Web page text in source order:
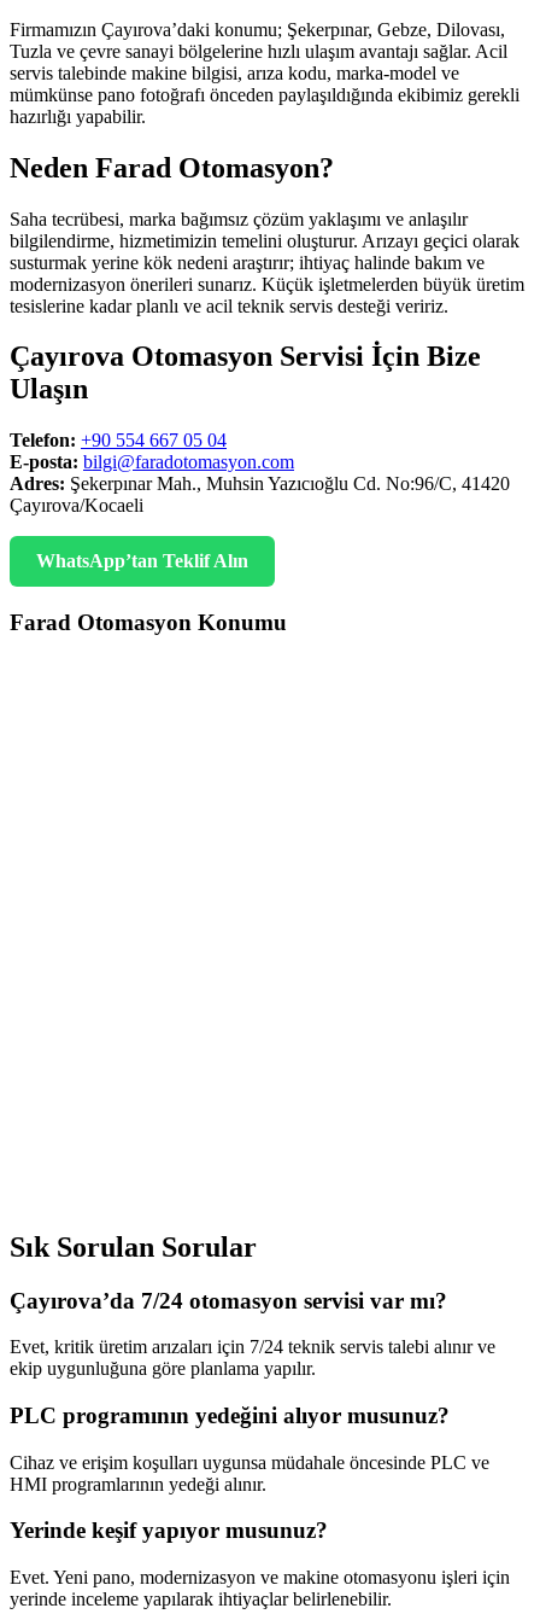
Firmamızın Çayırova’daki konumu; Şekerpınar, Gebze, Dilovası,
Tuzla ve çevre sanayi bölgelerine hızlı ulaşım avantajı sağlar. Acil
servis talebinde makine bilgisi, arıza kodu, marka-model ve
mümkünse pano fotoğrafı önceden paylaşıldığında ekibimiz gerekli
hazırlığı yapabilir.
Neden Farad Otomasyon?
Saha tecrübesi, marka bağımsız çözüm yaklaşımı ve anlaşılır
bilgilendirme, hizmetimizin temelini oluşturur. Arızayı geçici olarak
susturmak yerine kök nedeni araştırır; ihtiyaç halinde bakım ve
modernizasyon önerileri sunarız. Küçük işletmelerden büyük üretim
tesislerine kadar planlı ve acil teknik servis desteği veririz.
Çayırova Otomasyon Servisi İçin Bize
Ulaşın
Telefon: +90 554 667 05 04
E-posta: bilgi@faradotomasyon.com
Adres: Şekerpınar Mah., Muhsin Yazıcıoğlu Cd. No:96/C, 41420
Çayırova/Kocaeli
WhatsApp’tan Teklif Alın
Farad Otomasyon Konumu
Sık Sorulan Sorular
Çayırova’da 7/24 otomasyon servisi var mı?
Evet, kritik üretim arızaları için 7/24 teknik servis talebi alınır ve
ekip uygunluğuna göre planlama yapılır.
PLC programının yedeğini alıyor musunuz?
Cihaz ve erişim koşulları uygunsa müdahale öncesinde PLC ve
HMI programlarının yedeği alınır.
Yerinde keşif yapıyor musunuz?
Evet. Yeni pano, modernizasyon ve makine otomasyonu işleri için
yerinde inceleme yapılarak ihtiyaçlar belirlenebilir.